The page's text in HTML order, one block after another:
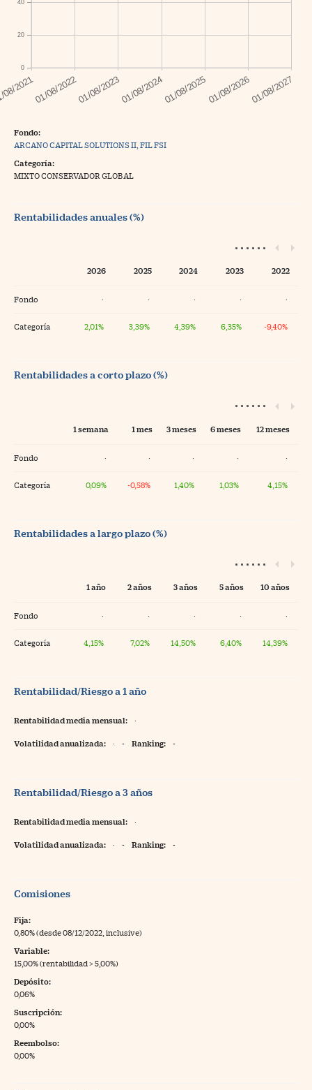
0
20
40
Fondo:
ARCANO CAPITAL SOLUTIONS II, FIL FSI
Categoría:
MIXTO CONSERVADOR GLOBAL
Rentabilidades anuales (%)
2026 2025 2024 2023 2022
Fondo · · · · ·
Categoría 2,01% 3,39% 4,39% 6,35% -9,40%
Rentabilidades a corto plazo (%)
1 semana 1 mes 3 meses 6 meses 12 meses
Fondo · · · · ·
Categoría 0,09% -0,58% 1,40% 1,03% 4,15%
Rentabilidades a largo plazo (%)
1 año 2 años 3 años 5 años 10 años
Fondo · · · · ·
Categoría 4,15% 7,02% 14,50% 6,40% 14,39%
Rentabilidad/Riesgo a 1 año
Rentabilidad media mensual: ·
Volatilidad anualizada: · - Ranking: -
Rentabilidad/Riesgo a 3 años
Rentabilidad media mensual: ·
Volatilidad anualizada: · - Ranking: -
Comisiones
Fija:
0,80% (desde 08/12/2022, inclusive)
Variable:
15,00% (rentabilidad > 5,00%)
Depósito:
0,06%
Suscripción:
0,00%
Reembolso:
0,00%